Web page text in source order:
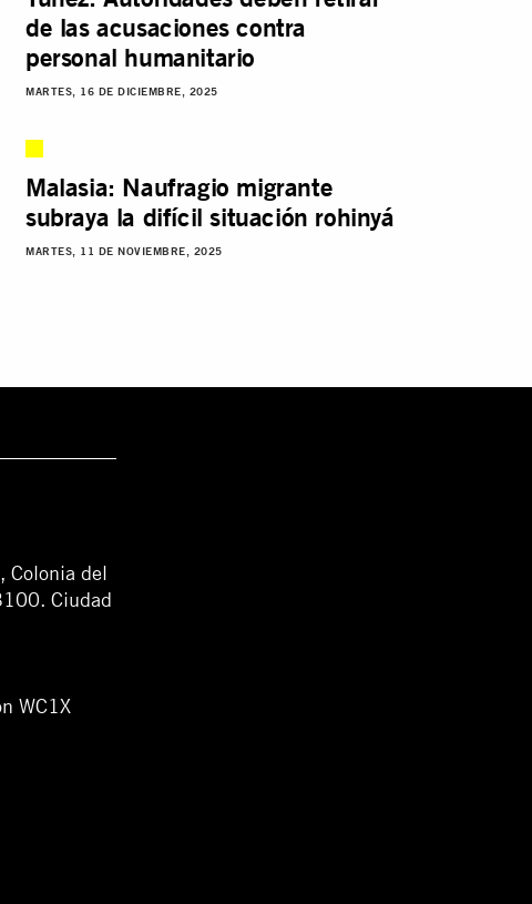
de las acusaciones contra
personal humanitario
MARTES, 16 DE DICIEMBRE, 2025
Malasia: Naufragio migrante
subraya la difícil situación rohinyá
MARTES, 11 DE NOVIEMBRE, 2025
Colonia del
Ciudad
WC1X